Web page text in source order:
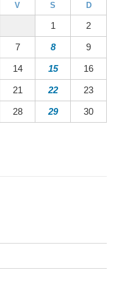
V S D
1 2
7 8 9
14 15 16
21 22 23
28 29 30